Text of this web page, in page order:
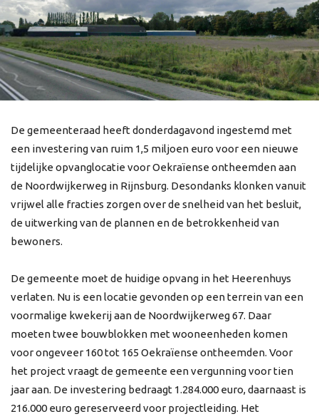
De gemeenteraad heeft donderdagavond ingestemd met
een investering van ruim 1,5 miljoen euro voor een nieuwe
tijdelijke opvanglocatie voor Oekraïense ontheemden aan
de Noordwijkerweg in Rijnsburg. Desondanks klonken vanuit
vrijwel alle fracties zorgen over de snelheid van het besluit,
de uitwerking van de plannen en de betrokkenheid van
bewoners.
De gemeente moet de huidige opvang in het Heerenhuys
verlaten. Nu is een locatie gevonden op een terrein van een
voormalige kwekerij aan de Noordwijkerweg 67. Daar
moeten twee bouwblokken met wooneenheden komen
voor ongeveer 160 tot 165 Oekraïense ontheemden. Voor
het project vraagt de gemeente een vergunning voor tien
jaar aan. De investering bedraagt 1.284.000 euro, daarnaast is
216.000 euro gereserveerd voor projectleiding. Het